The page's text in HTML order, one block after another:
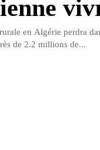
en Algérie perdra
de 2.2 millions de...